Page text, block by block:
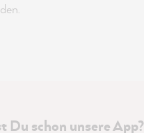
Du schon unsere App?